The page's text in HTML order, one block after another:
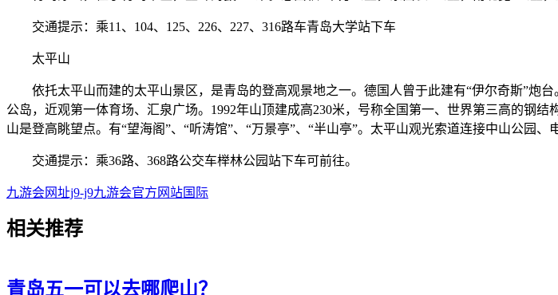
交通提示：乘11、104、125、226、227、316路车青岛大学站下车
太平山
依托太平山而建的太平山景区，是青岛的登高观景地之一。德国人曾于此建有“伊尔奇斯”炮
公岛，近观第一体育场、汇泉广场。1992年山顶建成高230米，号称全国第一、世界第三高的钢
山是登高眺望点。有“望海阁”、“听涛馆”、“万景亭”、“半山亭”。太平山观光索道连接中山公园、
交通提示：乘36路、368路公交车榉林公园站下车可前往。
九游会网址j9-j9九游会官方网站国际
相关推荐
青岛五一可以去哪爬山？